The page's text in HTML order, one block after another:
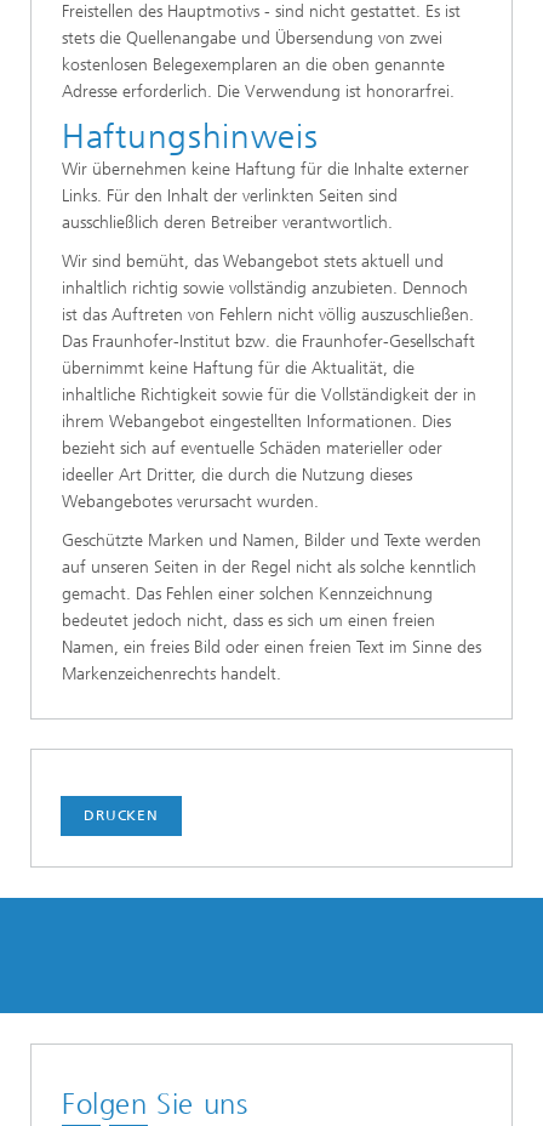
Freistellen des Hauptmotivs - sind nicht gestattet. Es ist
stets die Quellenangabe und Übersendung von zwei
kostenlosen Belegexemplaren an die oben genannte
Adresse erforderlich. Die Verwendung ist honorarfrei.
Haftungshinweis
Wir übernehmen keine Haftung für die Inhalte externer
Links. Für den Inhalt der verlinkten Seiten sind
ausschließlich deren Betreiber verantwortlich.
Wir sind bemüht, das Webangebot stets aktuell und
inhaltlich richtig sowie vollständig anzubieten. Dennoch
ist das Auftreten von Fehlern nicht völlig auszuschließen.
Das Fraunhofer-Institut bzw. die Fraunhofer-Gesellschaft
übernimmt keine Haftung für die Aktualität, die
inhaltliche Richtigkeit sowie für die Vollständigkeit der in
ihrem Webangebot eingestellten Informationen. Dies
bezieht sich auf eventuelle Schäden materieller oder
ideeller Art Dritter, die durch die Nutzung dieses
Webangebotes verursacht wurden.
Geschützte Marken und Namen, Bilder und Texte werden
auf unseren Seiten in der Regel nicht als solche kenntlich
gemacht. Das Fehlen einer solchen Kennzeichnung
bedeutet jedoch nicht, dass es sich um einen freien
Namen, ein freies Bild oder einen freien Text im Sinne des
Markenzeichenrechts handelt.
DRUCKEN
Folgen Sie uns